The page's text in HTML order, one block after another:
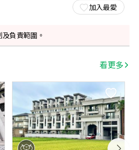
加入最愛
負責範圍。
看更多